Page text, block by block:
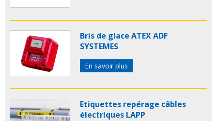
Bris de glace ATEX ADF
SYSTEMES
En savoir plus
Etiquettes repérage câbles
électriques LAPP